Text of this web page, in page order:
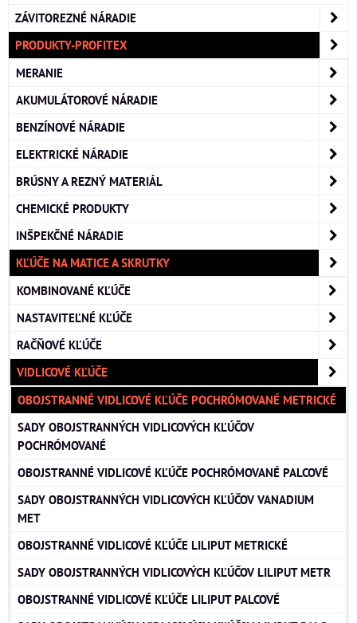
ZÁVITOREZNÉ NÁRADIE
PRODUKTY-PROFITEX
MERANIE
AKUMULÁTOROVÉ NÁRADIE
BENZÍNOVÉ NÁRADIE
ELEKTRICKÉ NÁRADIE
BRÚSNY A REZNÝ MATERIÁL
CHEMICKÉ PRODUKTY
INŠPEKČNÉ NÁRADIE
KĽÚČE NA MATICE A SKRUTKY
KOMBINOVANÉ KĽÚČE
NASTAVITEĽNÉ KĽÚČE
RAČŇOVÉ KĽÚČE
VIDLICOVÉ KĽÚČE
OBOJSTRANNÉ VIDLICOVÉ KĽÚČE POCHRÓMOVANÉ METRICKÉ
SADY OBOJSTRANNÝCH VIDLICOVÝCH KĽÚČOV
POCHRÓMOVANÉ
OBOJSTRANNÉ VIDLICOVÉ KĽÚČE POCHRÓMOVANÉ PALCOVÉ
SADY OBOJSTRANNÝCH VIDLICOVÝCH KĽÚČOV VANADIUM
MET
OBOJSTRANNÉ VIDLICOVÉ KĽÚČE LILIPUT METRICKÉ
SADY OBOJSTRANNÝCH VIDLICOVÝCH KĽÚČOV LILIPUT METR
OBOJSTRANNÉ VIDLICOVÉ KĽÚČE LILIPUT PALCOVÉ